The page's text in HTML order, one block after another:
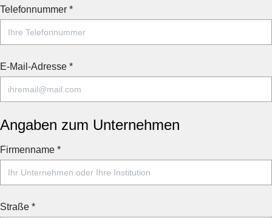
Telefonnummer *
E-Mail-Adresse *
Angaben zum Unternehmen
Firmenname *
Straße *